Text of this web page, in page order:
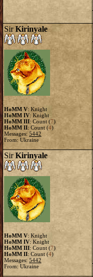
SirKirinyale
HoMM V: Knight
HoMM IV: Knight
HoMM III: Count (7)
HoMM II: Count (4)
Messages: 5442
From: Ukraine
SirKirinyale
HoMM V: Knight
HoMM IV: Knight
HoMM III: Count (7)
HoMM II: Count (4)
Messages: 5442
From: Ukraine